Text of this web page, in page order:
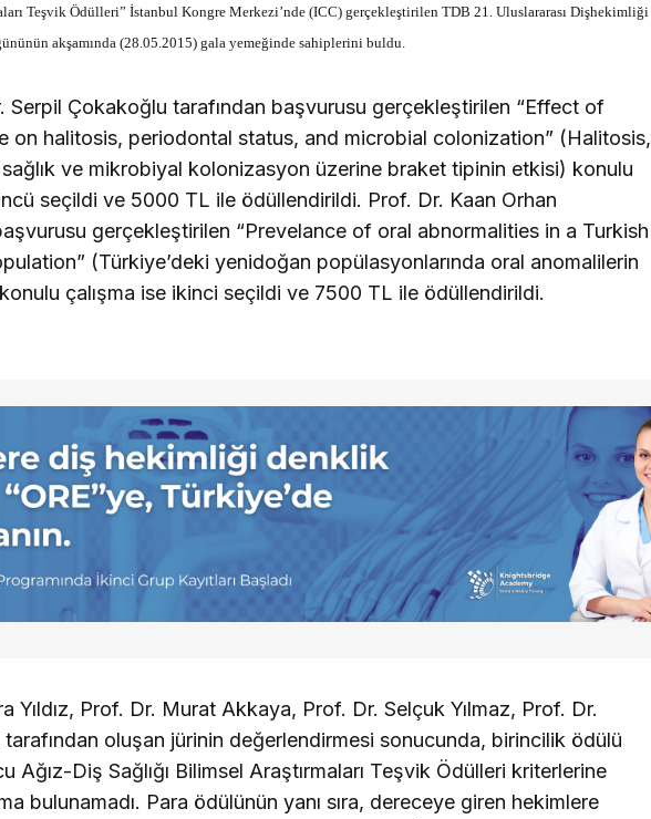
Teşvik Ödülleri” İstanbul Kongre Merkezi’nde (ICC) gerçekleştirilen TDB 21. Uluslararası Dişhekimliği
akşamında (28.05.2015) gala yemeğinde sahiplerini buldu.
Serpil Çokakoğlu tarafından başvurusu gerçekleştirilen “Effect of
on halitosis, periodontal status, and microbial colonization” (Halitosis,
ve mikrobiyal kolonizasyon üzerine braket tipinin etkisi) konulu
seçildi ve 5000 TL ile ödüllendirildi. Prof. Dr. Kaan Orhan
gerçekleştirilen “Prevelance of oral abnormalities in a Turkish
(Türkiye’deki yenidoğan popülasyonlarında oral anomalilerin
çalışma ise ikinci seçildi ve 7500 TL ile ödüllendirildi.
Yıldız, Prof. Dr. Murat Akkaya, Prof. Dr. Selçuk Yılmaz, Prof. Dr.
tarafından oluşan jürinin değerlendirmesi sonucunda, birincilik ödülü
Ağız-Diş Sağlığı Bilimsel Araştırmaları Teşvik Ödülleri kriterlerine
bulunamadı. Para ödülünün yanı sıra, dereceye giren hekimlere